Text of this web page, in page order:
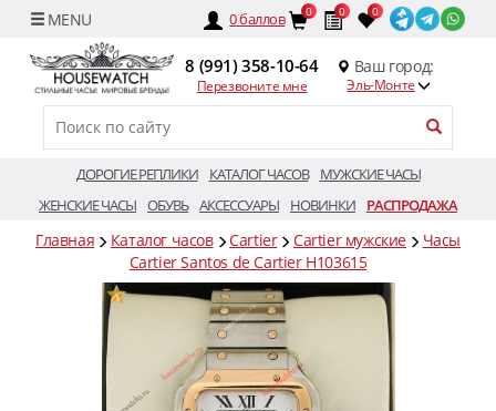
0баллов 0 0 0
8 (991) 358-10-64
Перезвоните мне
Ваш город:
Эль-Монте
ДОРОГИЕ РЕПЛИКИ КАТАЛОГ ЧАСОВ
МУЖСКИЕ ЧАСЫ
ЖЕНСКИЕ ЧАСЫ ОБУВЬ АКСЕССУАРЫ НОВИНКИ РАСПРОДАЖА
Главная Каталог часов Cartier Cartier мужские
Часы
Cartier Santos de Cartier H103615